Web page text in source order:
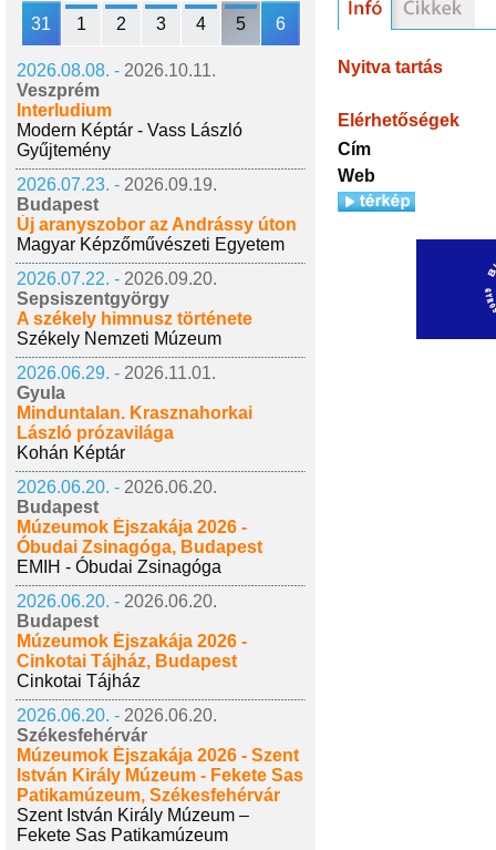
31 1 2 3 4 5 6
2026.08.08. - 2026.10.11.
Veszprém
Interludium
Modern Képtár - Vass László
Gyűjtemény
2026.07.23. - 2026.09.19.
Budapest
Új aranyszobor az Andrássy úton
Magyar Képzőművészeti Egyetem
2026.07.22. - 2026.09.20.
Sepsiszentgyörgy
A székely himnusz története
Székely Nemzeti Múzeum
2026.06.29. - 2026.11.01.
Gyula
Minduntalan. Krasznahorkai
László prózavilága
Kohán Képtár
2026.06.20. - 2026.06.20.
Budapest
Múzeumok Éjszakája 2026 -
Óbudai Zsinagóga, Budapest
EMIH - Óbudai Zsinagóga
2026.06.20. - 2026.06.20.
Budapest
Múzeumok Éjszakája 2026 -
Cinkotai Tájház, Budapest
Cinkotai Tájház
2026.06.20. - 2026.06.20.
Székesfehérvár
Múzeumok Éjszakája 2026 - Szent
István Király Múzeum - Fekete Sas
Patikamúzeum, Székesfehérvár
Szent István Király Múzeum –
Fekete Sas Patikamúzeum
Nyitva tartás
Elérhetőségek
Cím
Web